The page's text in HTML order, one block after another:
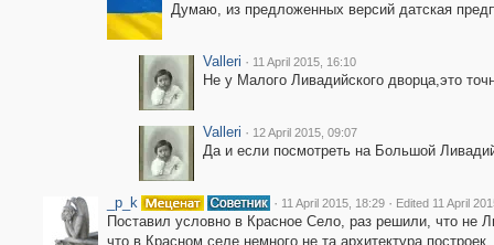
Думаю, из предложенных версий датская
Valleri · 11 April 2015, 16:10
Не у Малого Ливадийского дворца,это
Valleri · 12 April 2015, 09:07
Да и если посмотреть на Большой
_p_k · 11 April 2015, 18:29 · Edited 11 April
Поставил условно в Красное Село, раз решили, что не
что в Красном селе немного не та архитектура